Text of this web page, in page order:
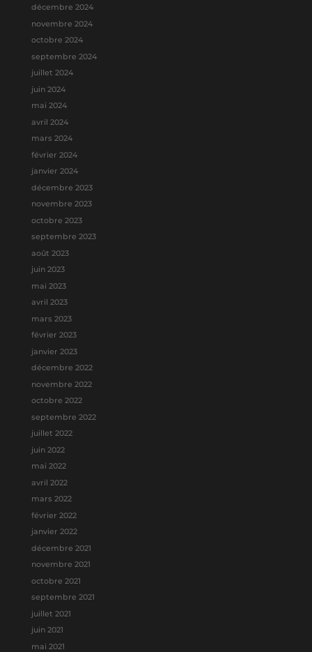
décembre 2024
novembre 2024
octobre 2024
septembre 2024
juillet 2024
juin 2024
mai 2024
avril 2024
mars 2024
février 2024
janvier 2024
décembre 2023
novembre 2023
octobre 2023
septembre 2023
août 2023
juin 2023
mai 2023
avril 2023
mars 2023
février 2023
janvier 2023
décembre 2022
novembre 2022
octobre 2022
septembre 2022
juillet 2022
juin 2022
mai 2022
avril 2022
mars 2022
février 2022
janvier 2022
décembre 2021
novembre 2021
octobre 2021
septembre 2021
juillet 2021
juin 2021
mai 2021